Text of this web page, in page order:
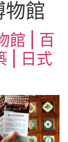
物館
館 | 百
| 日式